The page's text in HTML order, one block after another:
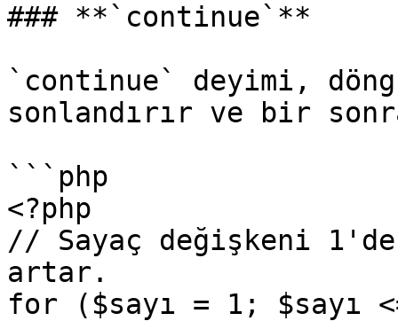
### **`continue`**
`continue` deyimi,
sonlandırır ve bir
```php
<?php
// Sayaç değişkeni
artar.
for ($sayı = 1; $sayı